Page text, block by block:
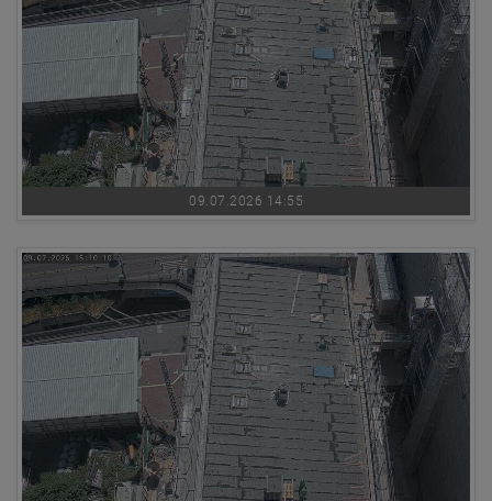
09.07.2026 14:55